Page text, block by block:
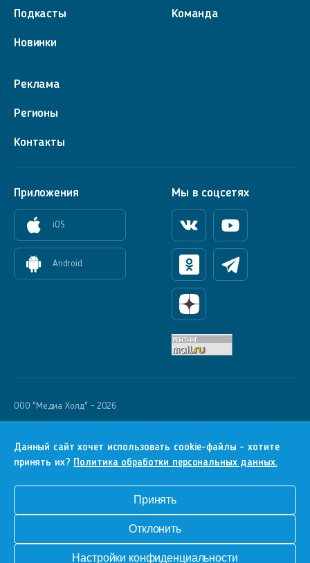
Подкасты
Новинки
Команда
Реклама
Регионы
Контакты
Приложения
iOS
Android
Мы в соцсетях
ВконтактеYoutube
ОдноклассникиТелеграм
Яндекс Дзен
OOO "Медиа Холд" - 2026
16+
Информация для правообладателей
Условия
Конфиденциальность
Данный сайт хочет использовать cookie-файлы - хотите
принять их? Политика обработки персональных данных.
Принять
Отклонить
Настройки конфиденциальности